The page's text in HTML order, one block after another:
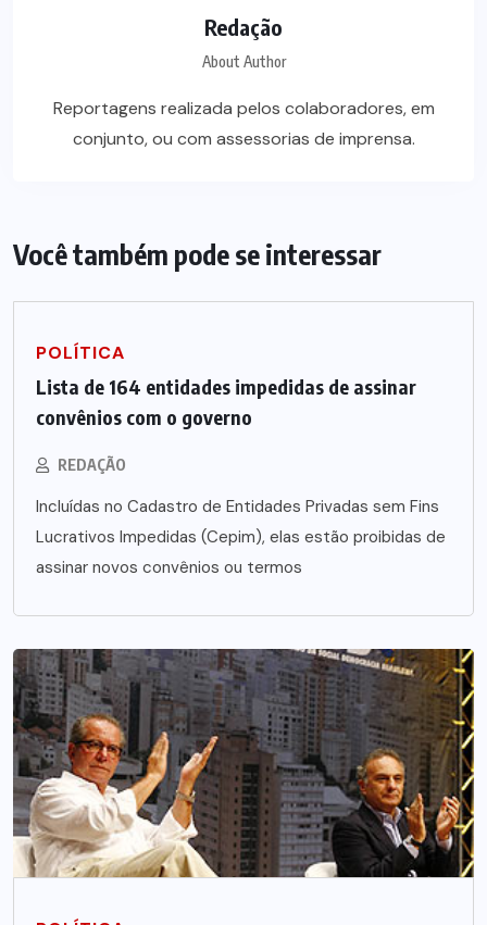
Redação
About Author
Reportagens realizada pelos colaboradores, em
conjunto, ou com assessorias de imprensa.
Você também pode se interessar
POLÍTICA
Lista de 164 entidades impedidas de assinar
convênios com o governo
REDAÇÃO
Incluídas no Cadastro de Entidades Privadas sem Fins
Lucrativos Impedidas (Cepim), elas estão proibidas de
assinar novos convênios ou termos